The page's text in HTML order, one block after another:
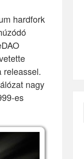
hardfork
releassel.
nagy
es